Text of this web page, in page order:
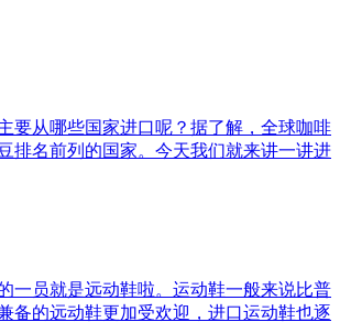
要从哪些国家进口呢？据了解，全球咖啡
排名前列的国家。今天我们就来讲一讲进
一员就是远动鞋啦。运动鞋一般来说比普
备的远动鞋更加受欢迎，进口运动鞋也逐